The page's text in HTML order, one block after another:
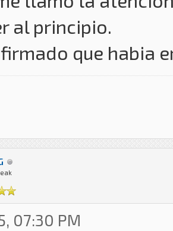
al principio.
que habia
07:30 PM